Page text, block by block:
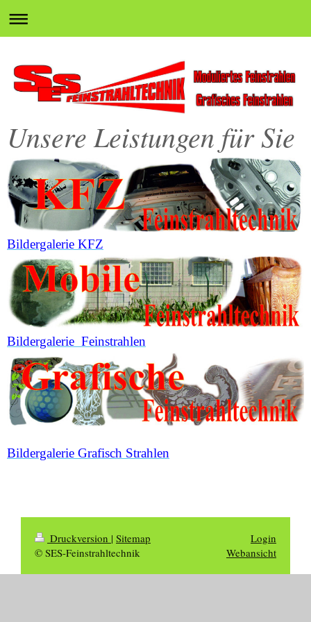
Unsere Leistungen für Sie
Bildergalerie KFZ
Bildergalerie Feinstrahlen
Bildergalerie Grafisch Strahlen
Druckversion | Sitemap
© SES-Feinstrahltechnik
Login
Webansicht